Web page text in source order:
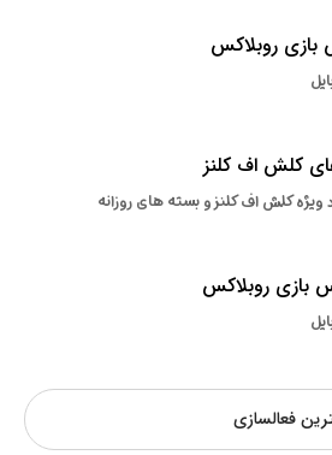
کلش اف کلنز
ویژه کلش اف کلنز و بسته های روزانه
فعالسازی